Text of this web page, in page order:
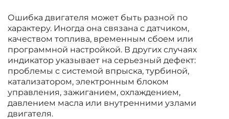
Ошибка двигателя может быть разной по
характеру. Иногда она связана с датчиком,
качеством топлива, временным сбоем или
программной настройкой. В других случаях
индикатор указывает на серьезный дефект:
проблемы с системой впрыска, турбиной,
катализатором, электронным блоком
управления, зажиганием, охлаждением,
давлением масла или внутренними узлами
двигателя.